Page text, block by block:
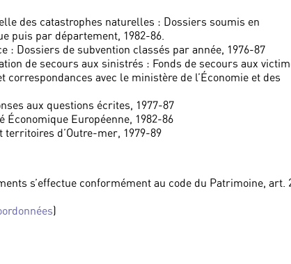
des catastrophes naturelles : Dossiers soumis en
puis par département, 1982-86.
: Dossiers de subvention classés par année, 1976-87
de secours aux sinistrés : Fonds de secours aux
avec le ministère de l’Économie et des
aux questions écrites, 1977-87
Économique Européenne, 1982-86
d’Outre-mer, 1979-89
s’effectue conformément au code du Patrimoine, art.
)